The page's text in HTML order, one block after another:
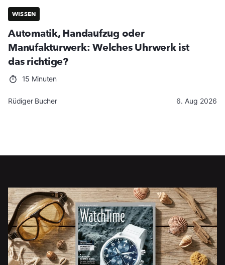
WISSEN
Automatik, Handaufzug oder
Manufakturwerk: Welches Uhrwerk ist
das richtige?
15 Minuten
Rüdiger Bucher 6. Aug 2026